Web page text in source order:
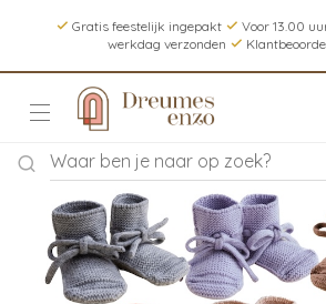
Gratis feestelijk ingepakt
Voor 13.00
werkdag verzonden